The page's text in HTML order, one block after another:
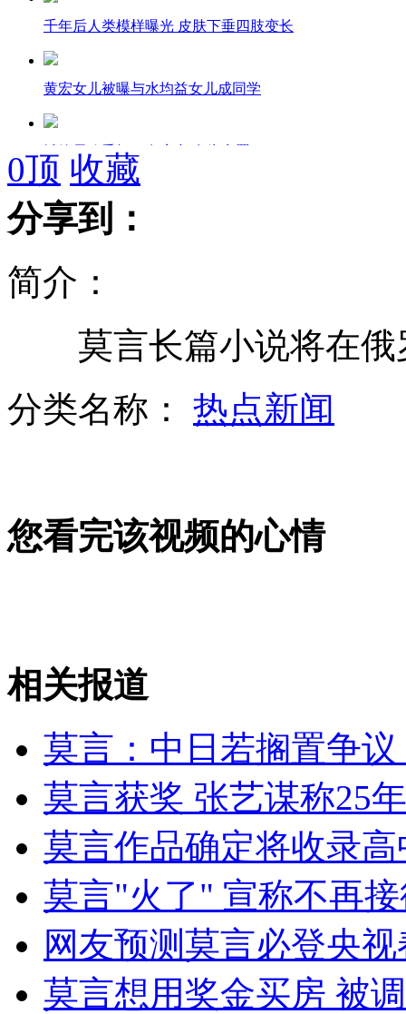
千年后人类模样曝光 皮肤下垂四肢变长
黄宏女儿被曝与水均益女儿成同学
城管局政委拥21套房产 多为空置
杭州就烟花事故致歉 操控出问题
上海轨道交通3号线发生持械伤人事件
女孩北京地铁殴打老人 痛下狠手拳打脚踢
安徽一实载49人客车翻车
走！跟着总书记去植树
消防员救轻生者 花炮节热闹非凡 减压"枕头大战"
0顶 收藏
分享到：
简介：
莫言长篇小说将在俄
分类名称： 热点新闻
您看完该视频的心情
相关报道
莫言：中日若搁置争
莫言获奖 张艺谋称25
莫言作品确定将收录
莫言"火了" 宣称不再
网友预测莫言必登央
莫言想用奖金买房 被